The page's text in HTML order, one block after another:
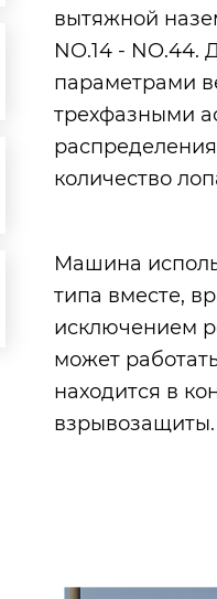
вытяжной
NO.14 - NO.44.
параметрами
трехфазными
количество
Машина
типа вместе,
исключением
может
находится в
взрывозащиты.